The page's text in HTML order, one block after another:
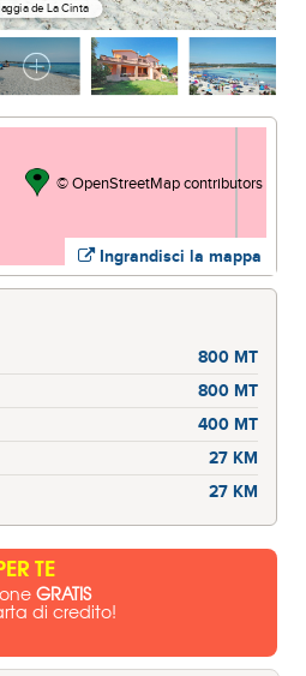
de La Cinta
Ingrandisci la mappa
©OpenStreetMapcontributors
800 MT
800 MT
400 MT
27 KM
27 KM
TE
GRATIS
di credito!